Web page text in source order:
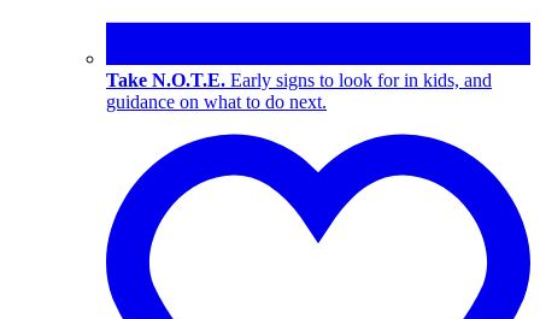
Take N.O.T.E. Early signs to look for in kids, and
guidance on what to do next.